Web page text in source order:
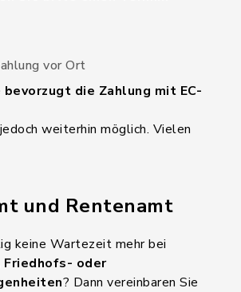
vor Ort
bevorzugt die Zahlung mit EC-
weiterhin möglich. Vielen
und Rentenamt
keine Wartezeit mehr bei
oder
? Dann vereinbaren Sie